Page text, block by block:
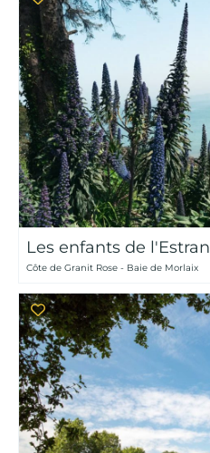
Les enfants de l'Estran
Côte de Granit Rose - Baie de Morlaix